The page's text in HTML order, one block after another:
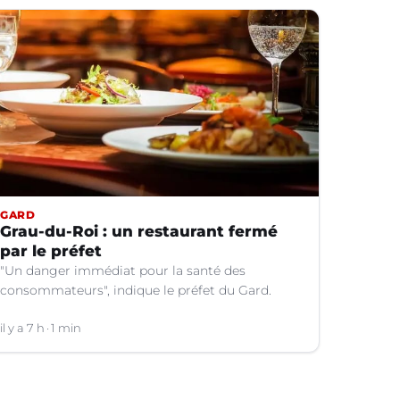
GARD
Grau-du-Roi : un restaurant fermé
par le préfet
"Un danger immédiat pour la santé des
consommateurs", indique le préfet du Gard.
il y a 7 h 1 min